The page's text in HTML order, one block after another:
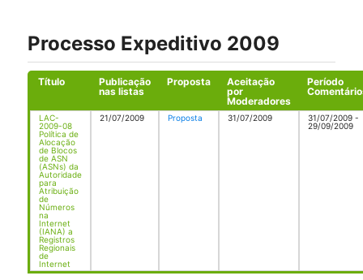
Processo Expeditivo 2009
Título
Publicação
nas listas
Proposta
Aceitação
por
Moderadores
Período
LAC-
2009-08
Política de
Alocação
de Blocos
de ASN
(ASNs) da
Autoridade
para
Atribuição
de
Números
na
Internet
(IANA) a
Registros
Regionais
de
Internet
21/07/2009 Proposta 31/07/2009
31/07/2009 -
29/09/2009